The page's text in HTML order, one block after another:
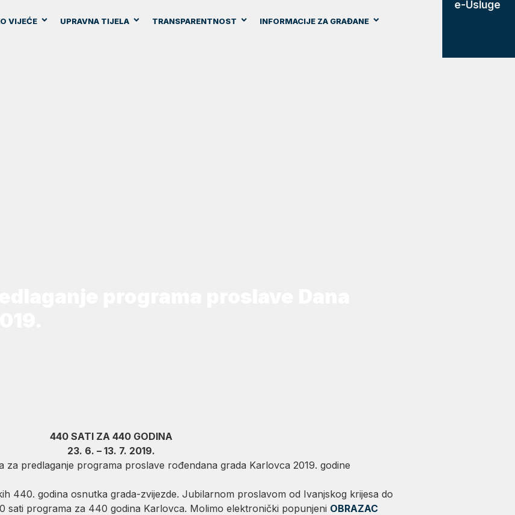
VIJEĆE UPRAVNA TIJELA TRANSPARENTNOST
INFORMACIJE ZA GRAĐANE
e-Usluge
440 SATI ZA 440 GODINA
23. 6. – 13. 7. 2019.
za predlaganje programa proslave rođendana grada Karlovca 2019. godine
440. godina osnutka grada-zvijezde. Jubilarnom proslavom od Ivanjskog krijesa do
sati programa za 440 godina Karlovca. Molimo elektronički popunjeni OBRAZAC